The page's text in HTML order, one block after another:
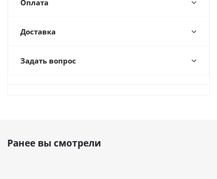
Оплата
Доставка
Задать вопрос
Ранее вы смотрели